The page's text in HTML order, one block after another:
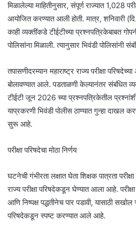
मिळालेल्या माहितीनुसार, संपूर्ण राज्यात 1,028
आयोजित करण्यात आली होती. मात्र, शनिवारी
काही व्यक्तींकडे टीईटीच्या प्रश्नपत्रिकेबाबत
पोलिसांना मिळाली. त्यानुसार भिवंडी पोलिसांनी
तपासणीदरम्यान महाराष्ट्र राज्य परीक्षा
बोलावण्यात आले. पडताळणी केल्यानंतर संबंधित
टीईटी जून 2026 च्या प्रश्नपत्रिकेतील
याप्रकरणी भिवंडी पोलीस ठाण्यात गुन्हा दाखल
सुरू आहे.
परीक्षा परिषदेचा मोठा निर्णय
घटनेची गंभीरता लक्षात घेता शिक्षक पात्रता
राज्य परीक्षा परिषदेकडून घेण्यात आला आहे.
आणि निष्पक्ष पद्धतीनेच पार पडावी, यासाठी
परिषदेकडून स्पष्ट करण्यात आले आहे.